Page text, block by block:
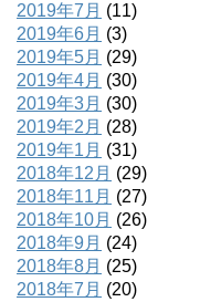
2019年7月 (11)
2019年6月 (3)
2019年5月 (29)
2019年4月 (30)
2019年3月 (30)
2019年2月 (28)
2019年1月 (31)
2018年12月 (29)
2018年11月 (27)
2018年10月 (26)
2018年9月 (24)
2018年8月 (25)
2018年7月 (20)